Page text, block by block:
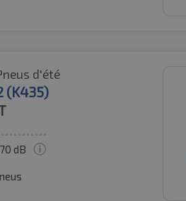
d'été
(K435)
70 dB